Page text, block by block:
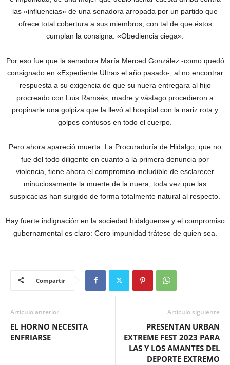
las «influencias» de una senadora arropada por un partido que
ofrece total cobertura a sus miembros, con tal de que éstos
cumplan la consigna: «Obediencia ciega».
Por eso fue que la senadora María Merced González -como quedó
consignado en «Expediente Ultra» el año pasado-, al no encontrar
respuesta a su exigencia de que su nuera entregara al hijo
procreado con Luis Ramsés, madre y vástago procedieron a
propinarle una golpiza que la llevó al hospital con la nariz rota y
golpes contusos en todo el cuerpo.
Pero ahora apareció muerta. La Procuraduría de Hidalgo, que no
fue del todo diligente en cuanto a la primera denuncia por
violencia, tiene ahora el compromiso ineludible de esclarecer
minuciosamente la muerte de la nuera, toda vez que las
suspicacias han surgido de forma totalmente natural al respecto.
Hay fuerte indignación en la sociedad hidalguense y el compromiso
gubernamental es claro: Cero impunidad trátese de quien sea.
Compartir
Artículo anterior
EL HORNO NECESITA
ENFRIARSE
Artículo siguiente
PRESENTAN URBAN
EXTREME FEST 2023 PARA
LAS Y LOS AMANTES DEL
DEPORTE EXTREMO